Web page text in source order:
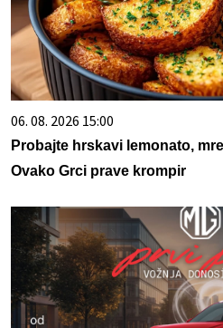
06. 08. 2026 15:00
Probajte hrskavi lemonato,
Ovako Grci prave krompir